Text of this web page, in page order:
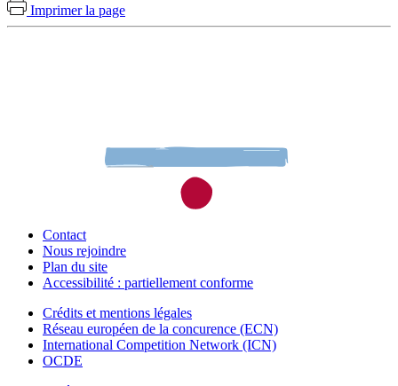
Imprimer la page
Contact
Nous rejoindre
Plan du site
Accessibilité : partiellement conforme
Crédits et mentions légales
Réseau européen de la concurence (ECN)
International Competition Network (ICN)
OCDE